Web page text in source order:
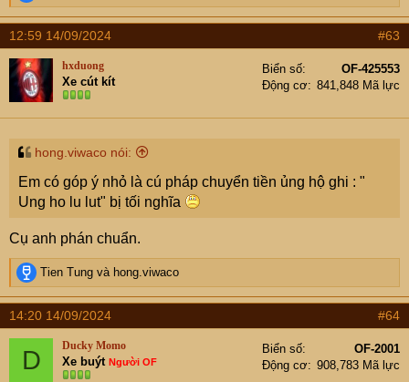
e
a
c
t
i
o
n
s
12:59 14/09/2024 #63
hxduong
Xe cút kít
Biển số
OF-425553
Động cơ
841,848 Mã lực
hong.viwaco nói:
Em có góp ý nhỏ là cú pháp chuyển tiền ủng hộ ghi : "
Ung ho lu lut" bị tối nghĩa
Cụ anh phán chuẩn.
R
e
a
c
t
Tien Tung và hong.viwaco
14:20 14/09/2024 #64
D Ducky Momo
Xe buýt Người OF
Biển số
OF-2001
Động cơ
908,783 Mã lực